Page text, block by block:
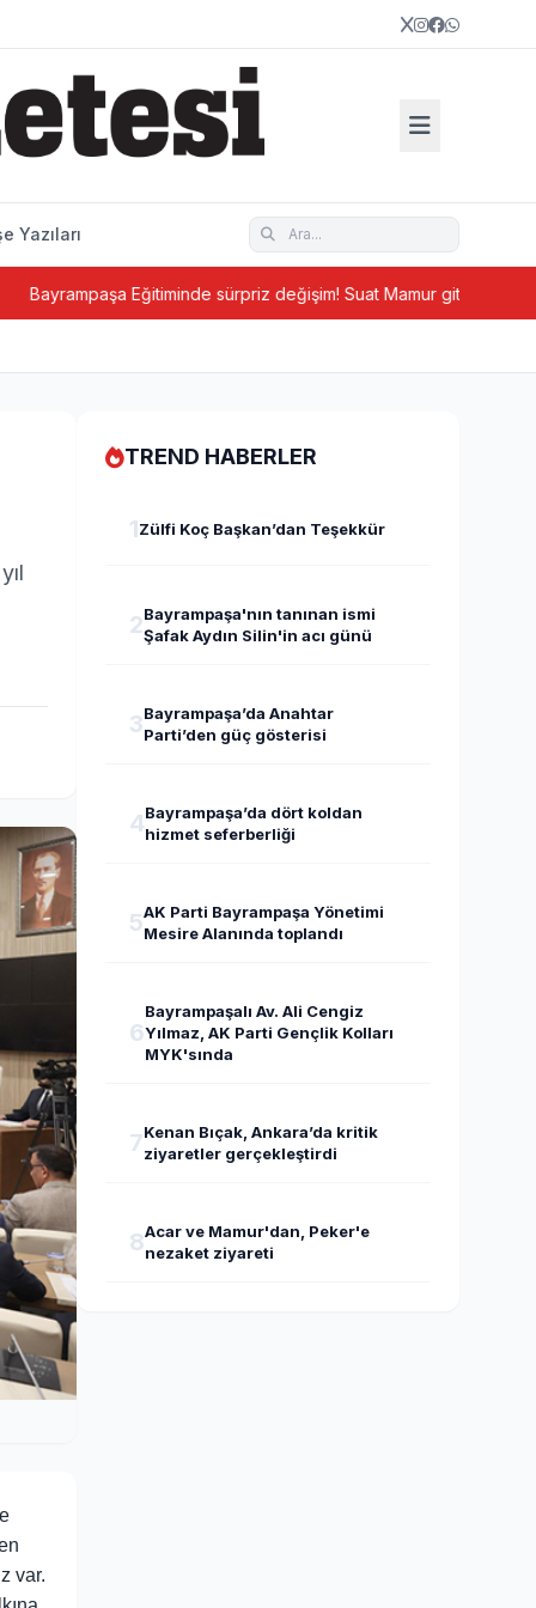
Yazıları
Eğitiminde sürpriz değişim! Suat Mamur gitti, Hüseyin Aydın geldi
var.
TREND HABERLER
1Zülfi Koç Başkan’dan Teşekkür
2Bayrampaşa'nın tanınan ismi
Şafak Aydın Silin'in acı günü
3Bayrampaşa’da Anahtar
Parti’den güç gösterisi
4Bayrampaşa’da dört koldan
hizmet seferberliği
5AK Parti Bayrampaşa Yönetimi
Mesire Alanında toplandı
6
Bayrampaşalı Av. Ali Cengiz
Yılmaz, AK Parti Gençlik Kolları
MYK'sında
7Kenan Bıçak, Ankara’da kritik
ziyaretler gerçekleştirdi
8Acar ve Mamur'dan, Peker'e
nezaket ziyareti